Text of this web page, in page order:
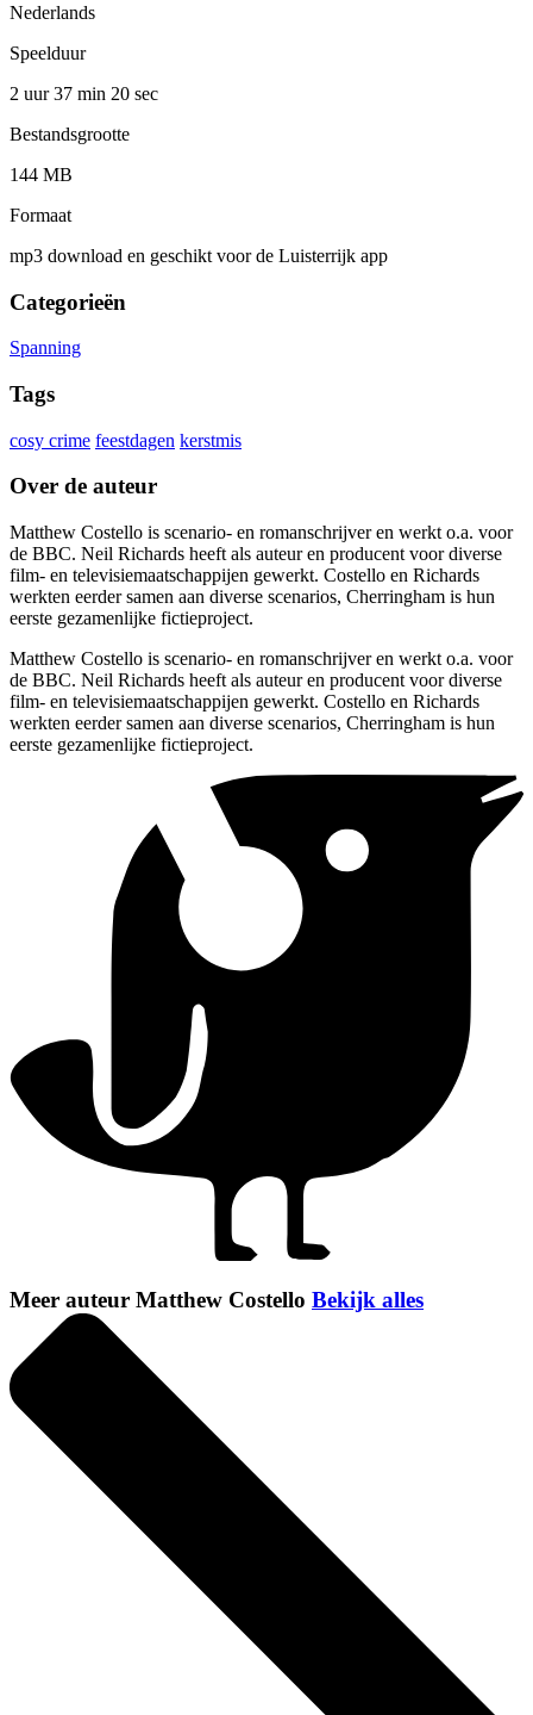
Nederlands
Speelduur
2 uur 37 min 20 sec
Bestandsgrootte
144 MB
Formaat
mp3 download en geschikt voor de Luisterrijk app
Categorieën
Spanning
Tags
cosy crime feestdagen kerstmis
Over de auteur
Matthew Costello is scenario- en romanschrijver en werkt o.a. voor
de BBC. Neil Richards heeft als auteur en producent voor diverse
film- en televisiemaatschappijen gewerkt. Costello en Richards
werkten eerder samen aan diverse scenarios, Cherringham is hun
eerste gezamenlijke fictieproject.
Matthew Costello is scenario- en romanschrijver en werkt o.a. voor
de BBC. Neil Richards heeft als auteur en producent voor diverse
film- en televisiemaatschappijen gewerkt. Costello en Richards
werkten eerder samen aan diverse scenarios, Cherringham is hun
eerste gezamenlijke fictieproject.
Meer auteur Matthew Costello Bekijk alles